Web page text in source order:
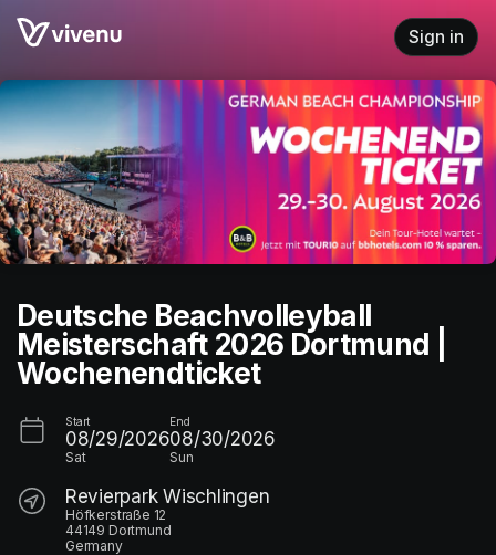
Skip header
Sign in
Deutsche Beachvolleyball
Meisterschaft 2026 Dortmund |
Wochenendticket
Start
08/29/2026
Sat
End
08/30/2026
Sun
Revierpark Wischlingen
Höfkerstraße 12
44149 Dortmund
Germany